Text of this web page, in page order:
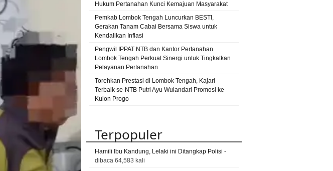
Hukum Pertanahan Kunci Kemajuan Masyarakat
Pemkab Lombok Tengah Luncurkan BESTI,
Gerakan Tanam Cabai Bersama Siswa untuk
Kendalikan Inflasi
Pengwil IPPAT NTB dan Kantor Pertanahan
Lombok Tengah Perkuat Sinergi untuk Tingkatkan
Pelayanan Pertanahan
Torehkan Prestasi di Lombok Tengah, Kajari
Terbaik se-NTB Putri Ayu Wulandari Promosi ke
Kulon Progo
Terpopuler
Hamili Ibu Kandung, Lelaki ini Ditangkap Polisi -
dibaca 64,583 kali